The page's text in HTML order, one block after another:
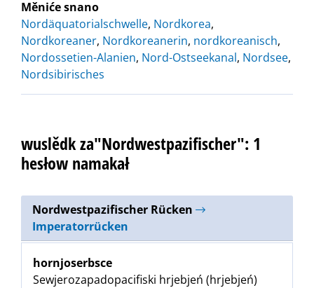
Měniće snano
Nordäquatorialschwelle, Nordkorea,
Nordkoreaner, Nordkoreanerin, nordkoreanisch,
Nordossetien-Alanien, Nord-Ostseekanal, Nordsee,
Nordsibirisches
wuslědk za"Nordwestpazifischer": 1
hesłow namakał
Nordwestpazifischer Rücken
Imperatorrücken
hornjoserbsce
Sewjerozapadopacifiski hrjebjeń (hrjebjeń)